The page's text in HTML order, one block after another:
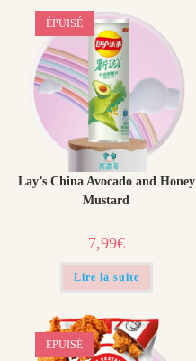
ÉPUISÉ
Lay’s China Avocado and Honey
Mustard
7,99€
Lire la suite
ÉPUISÉ